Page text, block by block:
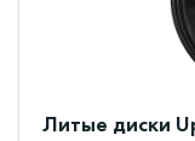
Литые диски